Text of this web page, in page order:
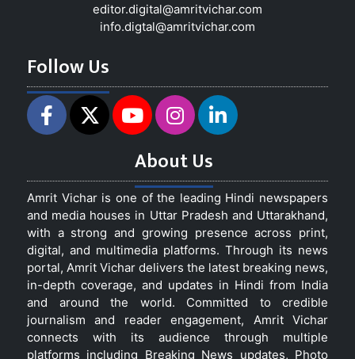
editor.digital@amritvichar.com
info.digtal@amritvichar.com
Follow Us
About Us
Amrit Vichar is one of the leading Hindi newspapers
and media houses in Uttar Pradesh and Uttarakhand,
with a strong and growing presence across print,
digital, and multimedia platforms. Through its news
portal, Amrit Vichar delivers the latest breaking news,
in-depth coverage, and updates in Hindi from India
and around the world. Committed to credible
journalism and reader engagement, Amrit Vichar
connects with its audience through multiple
platforms including Breaking News updates, Photo